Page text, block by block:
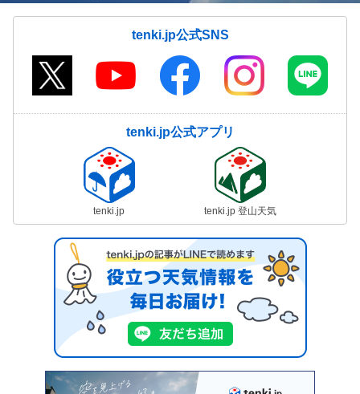
tenki.jp公式SNS
tenki.jp公式アプリ
tenki.jp tenki.jp 登山天気